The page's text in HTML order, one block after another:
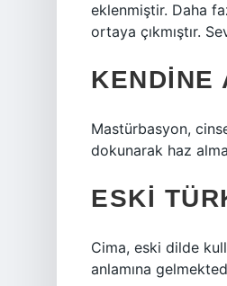
eklenmiştir. Daha
ortaya çıkmıştır.
KENDINE
Mastürbasyon,
dokunarak haz
ESKI
Cima, eski dilde
anlamına